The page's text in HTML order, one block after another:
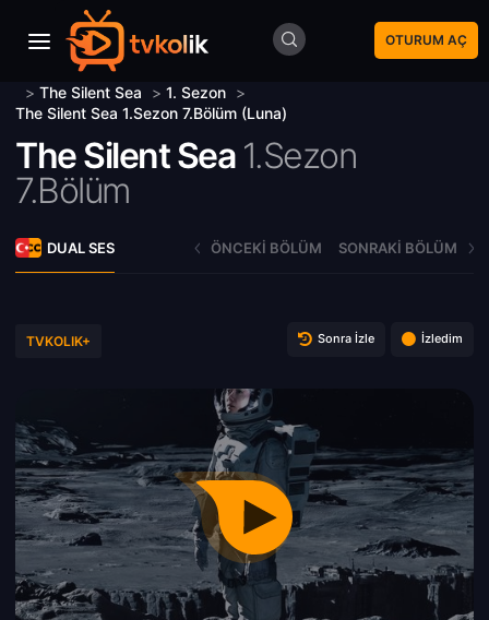
OTURUM AÇ
> The Silent Sea > 1. Sezon >
The Silent Sea 1.Sezon 7.Bölüm (Luna)
The Silent Sea 1.Sezon
7.Bölüm
DUAL SES ÖNCEKI BÖLÜM SONRAKI BÖLÜM
TVKOLIK+ Sonra İzle İzledim